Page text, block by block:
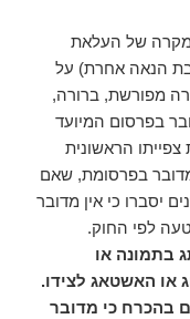
של העלאת
הנאה אחרת) על
מפורשת, ברורה,
בפרסום המיועד
צפייתו הראשונית
בפרסומת, שאם
יסברו כי אין מדובר
לפי החוק.
בתמונה או
או האשטאג לצידו.
בהכרח כי מדובר